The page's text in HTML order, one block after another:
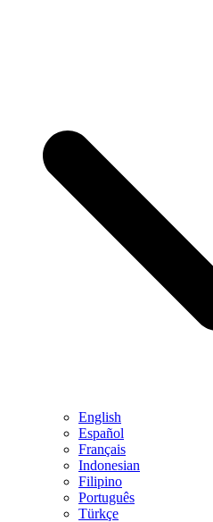
English
Español
Français
Indonesian
Filipino
Português
Türkçe